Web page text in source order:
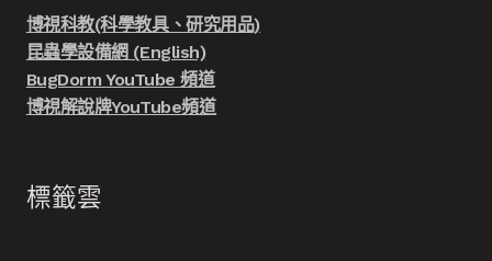
博視科教(科學教具、研究用品)
昆蟲學設備網 (English)
BugDorm YouTube 頻道
博視解說牌YouTube頻道
標籤雲